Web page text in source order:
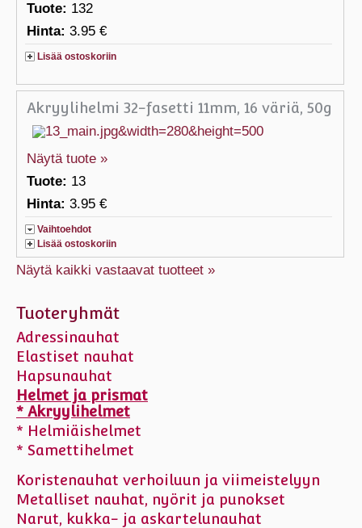
Tuote: 132
Hinta: 3.95 €
Lisää ostoskoriin
Akryylihelmi 32-fasetti 11mm, 16 väriä, 50g
Näytä tuote »
Tuote: 13
Hinta: 3.95 €
Vaihtoehdot
Lisää ostoskoriin
Näytä kaikki vastaavat tuotteet »
Tuoteryhmät
Adressinauhat
Elastiset nauhat
Hapsunauhat
Helmet ja prismat
* Akryylihelmet
* Helmiäishelmet
* Samettihelmet
Koristenauhat verhoiluun ja viimeistelyyn
Metalliset nauhat, nyörit ja punokset
Narut, kukka- ja askartelunauhat